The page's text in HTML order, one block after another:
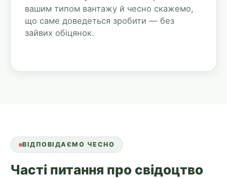
вашим типом вантажу й чесно скажемо,
що саме доведеться зробити — без
зайвих обіцянок.
ВІДПОВІДАЄМО ЧЕСНО
Часті питання про свідоцтво